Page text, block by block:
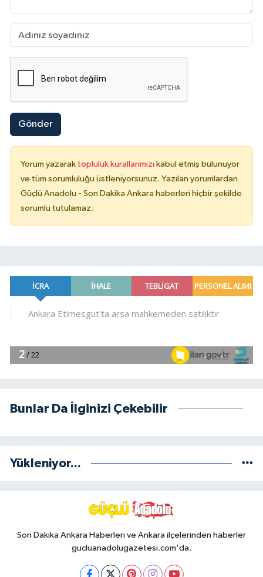
Gönder
Yorum yazarak topluluk kurallarımızı kabul etmiş bulunuyor
ve tüm sorumluluğu üstleniyorsunuz. Yazılan yorumlardan
Güçlü Anadolu - Son Dakika Ankara haberleri hiçbir şekilde
sorumlu tutulamaz.
Bunlar Da İlginizi Çekebilir
Yükleniyor...
Son Dakika Ankara Haberleri ve Ankara ilçelerinden haberler
gucluanadolugazetesi.com'da.